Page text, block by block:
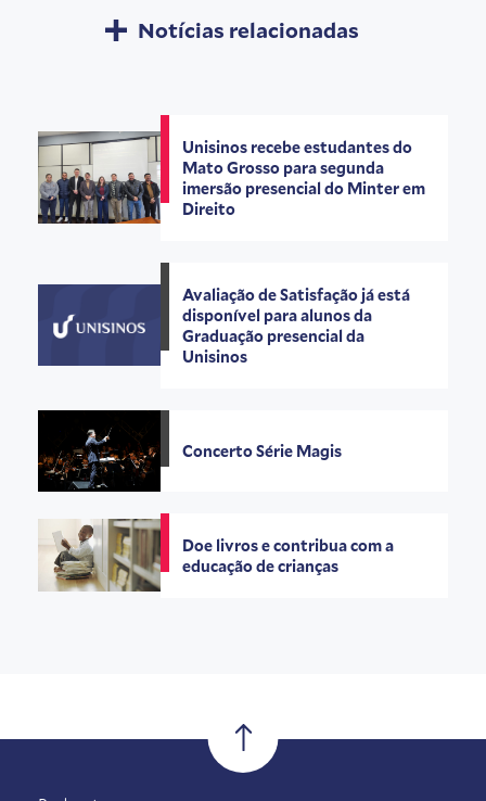
Notícias relacionadas
Unisinos recebe estudantes do
Mato Grosso para segunda
imersão presencial do Minter em
Direito
Avaliação de Satisfação já está
disponível para alunos da
Graduação presencial da
Unisinos
Concerto Série Magis
Doe livros e contribua com a
educação de crianças